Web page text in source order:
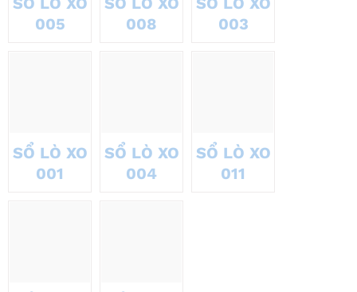
005
008
003
SỔ LÒ XO
001
SỔ LÒ XO
004
SỔ LÒ XO
011